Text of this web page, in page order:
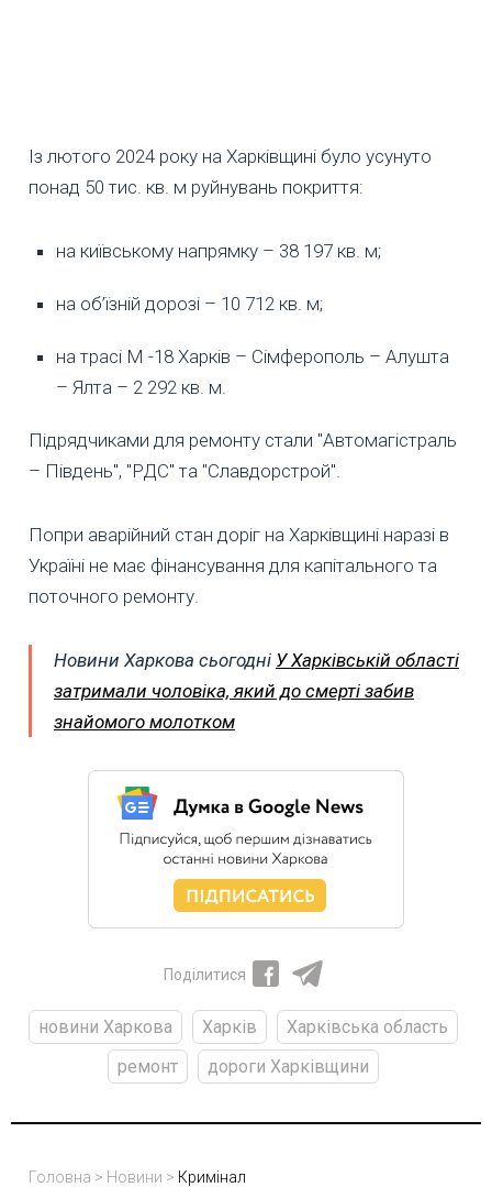
Із лютого 2024 року на Харківщині було усунуто
понад 50 тис. кв. м руйнувань покриття:
на київському напрямку – 38 197 кв. м;
на об’їзній дорозі – 10 712 кв. м;
на трасі М -18 Харків – Сімферополь – Алушта
– Ялта – 2 292 кв. м.
Підрядчиками для ремонту стали "Автомагістраль
– Південь", "РДС" та "Славдорстрой".
Попри аварійний стан доріг на Харківщині наразі в
Україні не має фінансування для капітального та
поточного ремонту.
Новини Харкова сьогодні У Харківській області
затримали чоловіка, який до смерті забив
знайомого молотком
Поділитися
новини Харкова Харків
Харківська область
ремонт
дороги Харківщини
Головна > Новини > Кримінал